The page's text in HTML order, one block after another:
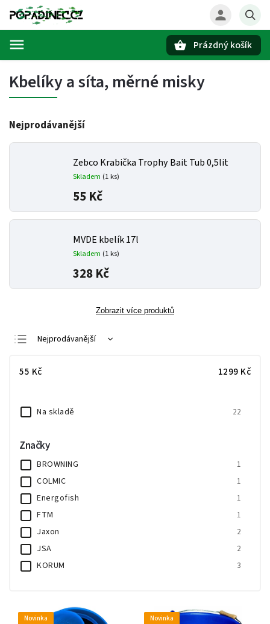
Prázdný košík
Kbelíky a síta, měrné misky
Nejprodávanější
Zebco Krabička Trophy Bait Tub 0,5lit
Skladem (1 ks)
55 Kč
MVDE kbelík 17l
Skladem (1 ks)
328 Kč
Zobrazit více produktů
Nejprodávanější
Nejdražší
55 Kč 1299 Kč
Na skladě 22
Značky
BROWNING 1
COLMIC 1
Energofish 1
FTM 1
Jaxon 2
JSA 2
KORUM 3
Preston 1
Novinka Novinka